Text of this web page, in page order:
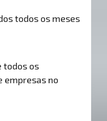
todos os meses
todos os
empresas no